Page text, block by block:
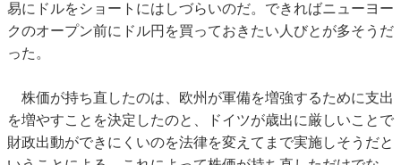
易にドルをショートにはしづらいのだ。できればニューヨー
クのオープン前にドル円を買っておきたい人びとが多そうだ
った。
株価が持ち直したのは、欧州が軍備を増強するために支出
を増やすことを決定したのと、ドイツが歳出に厳しいことで
財政出動ができにくいのを法律を変えてまで実施しそうだと